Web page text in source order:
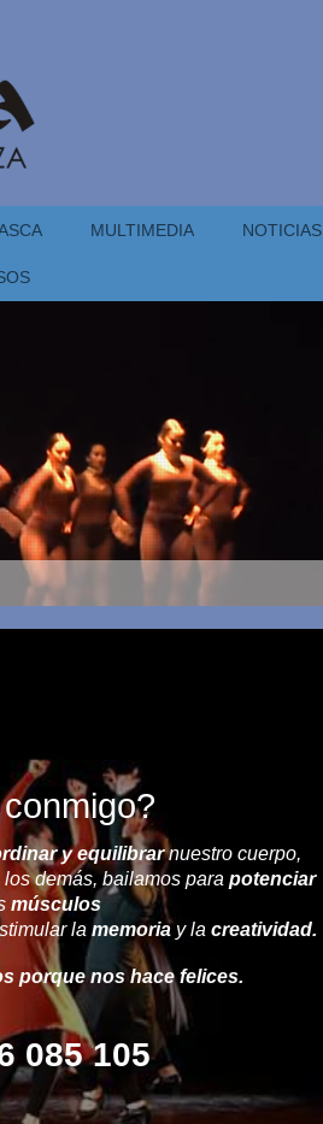
MULTIMEDIA NOTICIAS
y equilibrarnuestro cuerpo,
demás, bailamos parapotenciar
músculos
la memoriay la creatividad.
porque nos hace felices.
085 105